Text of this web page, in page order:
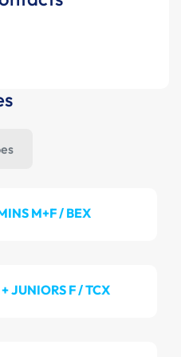
M+F / BEX
JUNIORS F / TCX